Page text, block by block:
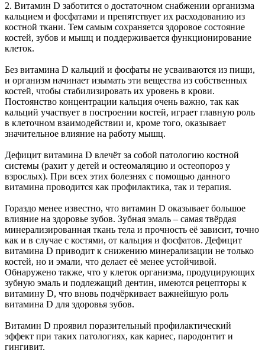
2. Витамин D заботится о достаточном снабжении организма
кальцием и фосфатами и препятствует их расходованию из
костной ткани. Тем самым сохраняется здоровое состояние
костей, зубов и мышц и поддерживается функционирование
клеток.
Без витамина D кальций и фосфаты не усваиваются из пищи,
и организм начинает изымать эти вещества из собственных
костей, чтобы стабилизировать их уровень в крови.
Постоянство концентрации кальция очень важно, так как
кальций участвует в построении костей, играет главную роль
в клеточном взаимодействии и, кроме того, оказывает
значительное влияние на работу мышц.
Дефицит витамина D влечёт за собой патологию костной
системы (рахит у детей и остеомаляцию и остеопороз у
взрослых). При всех этих болезнях с помощью данного
витамина проводится как профилактика, так и терапия.
Гораздо менее известно, что витамин D оказывает большое
влияние на здоровье зубов. Зубная эмаль – самая твёрдая
минерализированная ткань тела и прочность её зависит, точно
как и в случае с костями, от кальция и фосфатов. Дефицит
витамина D приводит к снижению минерализации не только
костей, но и эмали, что делает её менее устойчивой.
Обнаружено также, что у клеток организма, продуцирующих
зубную эмаль и подлежащий дентин, имеются рецепторы к
витамину D, что вновь подчёркивает важнейшую роль
витамина D для здоровья зубов.
Витамин D проявил поразительный профилактический
эффект при таких патологиях, как кариес, пародонтит и
гингивит.